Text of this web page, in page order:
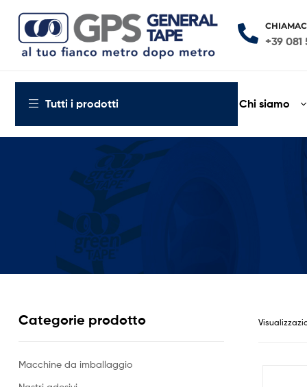
Tape
al
tuo
+39 081
Tutti i prodotti Chi siamo
Categorie prodotto
Macchine da imballaggio